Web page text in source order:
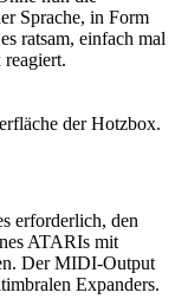
Sprache, in Form
ratsam, einfach mal
der Hotzbox.
erforderlich, den
ATARIs mit
Der MIDI-Output
Expanders.